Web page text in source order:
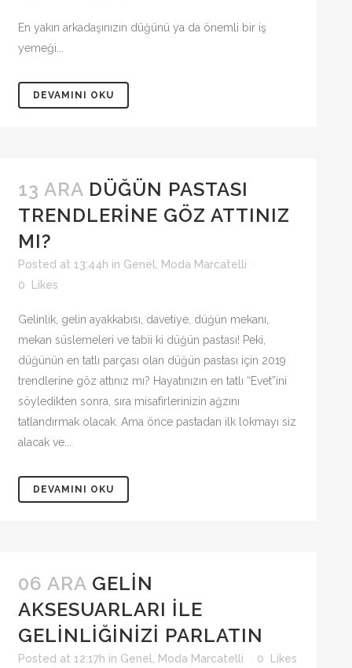
En yakın arkadaşınızın düğünü ya da önemli bir iş
yemeği...
DEVAMINI OKU
13 ARA DÜĞÜN PASTASI
TRENDLERINE GÖZ ATTINIZ
MI?
Posted at 13:44h in Genel
Moda Marcatelli
0
Likes
Gelinlik, gelin ayakkabısı, davetiye, düğün mekanı,
mekan süslemeleri ve tabii ki düğün pastası! Peki,
düğünün en tatlı parçası olan düğün pastası için 2019
trendlerine göz attınız mı? Hayatınızın en tatlı “Evet”ini
söyledikten sonra, sıra misafirlerinizin ağzını
tatlandırmak olacak. Ama önce pastadan ilk lokmayı siz
alacak ve...
DEVAMINI OKU
06 ARA GELIN
AKSESUARLARI İLE
GELINLIĞINIZI PARLATIN
Posted at 12:17h in Genel Moda Marcatelli 0 Likes